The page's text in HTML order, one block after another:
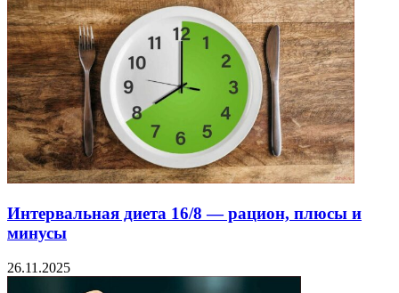
Интервальная диета 16/8 — рацион, плюсы и
минусы
26.11.2025